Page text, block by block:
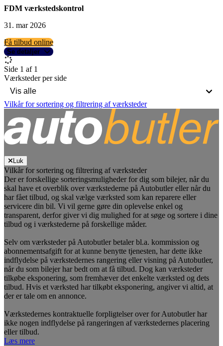
FDM værkstedskontrol
31. mar 2026
Få tilbud online
Se detaljer
Side 1 af 1
Værksteder per side
Vilkår for sortering og filtrering af værksteder
Luk
Vilkår for sortering og filtrering af værksteder
Der er forskellige sorteringsmuligheder for dig som bilejer, når du
skal have et overblik over værkstederne på Autobutler eller når du
har fået tilbud, og skal vælge værksted som kan reparere eller
servicere din bil. Vi vil gerne gøre din oplevelse enkel og
transparent, derfor giver vi dig mulighed for at søge og sortere i dine
tilbud og i værkstederne på forskellige måder.
Selv om værksteder på Autobutler betaler bl.a. kommission og
abonnementsafgift for at kunne benytte tjenesten, har dette ikke
indflydelse på værkstedernes rangering eller visning på Autobutler,
når du som bilejer har bedt om at få tilbud. Dog kan værksteder
tilkøbe eksponering, som fremhæver det enkelte værksted og dets
tilbud. Hvis et værksted har tilkøbt eksponering, angiver vi altid, at
der er tale om en annonce.
Værkstedernes kontraktuelle forpligtelser over for Autobutler har
ikke nogen indflydelse på rangeringen af værkstedernes placering
eller tilbud.
Læs mere